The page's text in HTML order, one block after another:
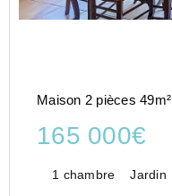
Maison 2 pièces 49m²
165 000€
1 chambre Jardin